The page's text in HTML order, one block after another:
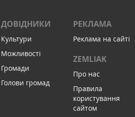
ДОВІДНИКИ
Культури
Можливості
Громади
Голови громад
РЕКЛАМА
Реклама на сайті
ZEMLIAK
Про нас
Правила
користування
сайтом